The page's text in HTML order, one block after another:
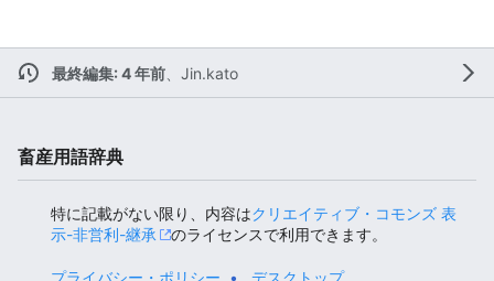
最終編集: 4 年前、 Jin.kato
畜産用語辞典
特に記載がない限り、内容はクリエイティブ・コモンズ 表
示-非営利-継承
のライセンスで利用できます。
プライバシー・ポリシー デスクトップ